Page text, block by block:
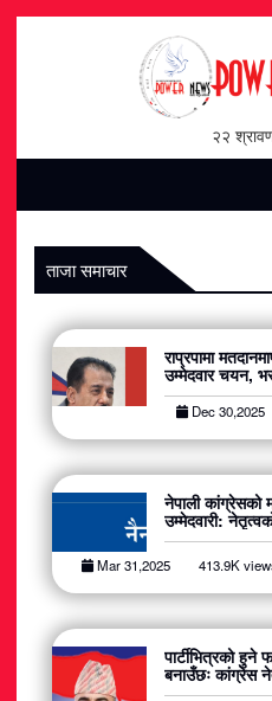
२२
समाचार
शन्ती / सुरक्षा
विचार / विमर्श
आर्थिक
खेलकुद
ताजा समाचार
राप्रपामा
उम्मेदवार चयन,
Dec 30,2025
नेपाली कांग्रेसको
उम्मेदवारी:
Mar 31,2025 413.9K
पार्टीभित्रको
बनाउँछः कांग्रेस